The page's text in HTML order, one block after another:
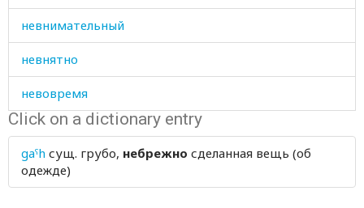
невнимательный
невнятно
невовремя
невольник
невольница
Click on a dictionary entry
gaˤh сущ. грубо, небрежно сделанная вещь (об
одежде)